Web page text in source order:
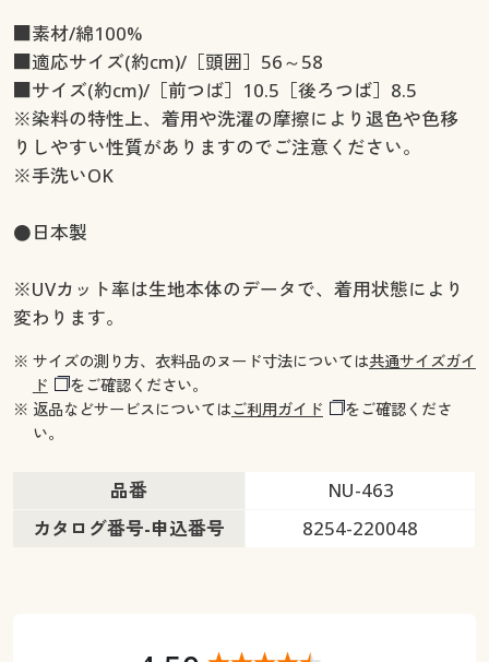
■素材/綿100%
■適応サイズ(約cm)/［頭囲］56～58
■サイズ(約cm)/［前つば］10.5［後ろつば］8.5
※染料の特性上、着用や洗濯の摩擦により退色や色移
りしやすい性質がありますのでご注意ください。
※手洗いOK
●日本製
※UVカット率は生地本体のデータで、着用状態により
変わります。
※ サイズの測り方、衣料品のヌード寸法については共通サイズガイ
ド
をご確認ください。
※ 返品などサービスについてはご利用ガイド
をご確認くださ
い。
品番
NU-463
カタログ番号-申込番号
8254-220048